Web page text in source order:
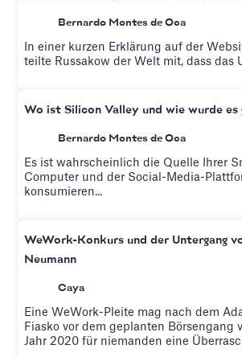
Bernardo Montes de Oca
In einer kurzen Erklärung auf der
teilte Russakow der Welt mit, dass das
Wo ist Silicon Valley und wie wurde es
Bernardo Montes de Oca
Es ist wahrscheinlich die Quelle Ihrer
Computer und der Social-Media-
konsumieren...
WeWork-Konkurs und der Untergang
Neumann
Caya
Eine WeWork-Pleite mag nach dem
Fiasko vor dem geplanten Börsengang
Jahr 2020 für niemanden eine